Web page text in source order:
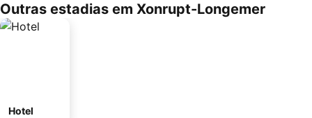
Outras estadias em Xonrupt-Longemer
Hotel